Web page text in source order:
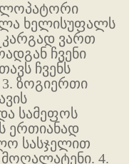
ხელისუფალს
კარგად ვართ
ჩვენი
ჩვენს
ზოგიერთი
სამეფოს
ერთიანად
სასჯელით
4.